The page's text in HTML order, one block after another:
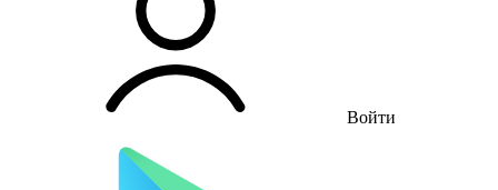
Войти